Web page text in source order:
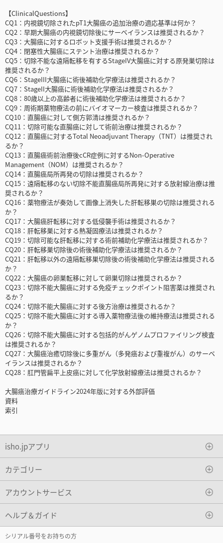
【ClinicalQuestions】
CQ1：内視鏡切除されたpT1大腸癌の追加治療の適応基準は何か？
CQ2：早期大腸癌の内視鏡切除後にサーベイランスは推奨されるか？
CQ3：大腸癌に対するロボット支援手術は推奨されるか？
CQ4：閉塞性大腸癌にステント治療は推奨されるか？
CQ5：切除不能な遠隔転移を有するStageIV大腸癌に対する原発巣切除は
推奨されるか？
CQ6：StageIII大腸癌に術後補助化学療法は推奨されるか？
CQ7：StageII大腸癌に術後補助化学療法は推奨されるか？
CQ8：80歳以上の高齢者に術後補助化学療法は推奨されるか？
CQ9：周術期薬物療法の前にバイオマーカー検査は推奨されるか？
CQ10：直腸癌に対して側方郭清は推奨されるか？
CQ11：切除可能な直腸癌に対して術前治療は推奨されるか？
CQ12：直腸癌に対するTotal Neoadjuvant Therapy（TNT）は推奨され
るか？
CQ13：直腸癌術前治療後cCR症例に対するNon-Operative
Management（NOM）は推奨されるか？
CQ14：直腸癌局所再発の切除は推奨されるか？
CQ15：遠隔転移のない切除不能直腸癌局所再発に対する放射線治療は推
奨されるか？
CQ16：薬物療法が奏効して画像上消失した肝転移巣の切除は推奨される
か？
CQ17：大腸癌肝転移に対する低侵襲手術は推奨されるか？
CQ18：肝転移巣に対する熱凝固療法は推奨されるか？
CQ19：切除可能な肝転移に対する術前補助化学療法は推奨されるか？
CQ20：肝転移巣切除後の術後補助化学療法は推奨されるか？
CQ21：肝転移以外の遠隔転移巣切除後の術後補助化学療法は推奨される
か？
CQ22：大腸癌の卵巣転移に対して卵巣切除は推奨されるか？
CQ23：切除不能大腸癌に対する免疫チェックポイント阻害薬は推奨され
るか？
CQ24：切除不能大腸癌に対する後方治療は推奨されるか？
CQ25：切除不能大腸癌に対する導入薬物療法後の維持療法は推奨される
か？
CQ26：切除不能大腸癌に対する包括的がんゲノムプロファイリング検査
は推奨されるか？
CQ27：大腸癌治癒切除後に多重がん（多発癌および重複がん）のサーベ
イランスは推奨されるか？
CQ28：肛門管扁平上皮癌に対して化学放射線療法は推奨されるか？
大腸癌治療ガイドライン2024年版に対する外部評価
資料
索引
isho.jpアプリ
カテゴリー
アカウントサービス
ヘルプ＆ガイド
シリアル番号をお持ちの方